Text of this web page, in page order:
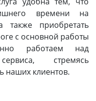
времени на
также приобретать
с основной работы
работаем над
стремясь
наших клиентов.